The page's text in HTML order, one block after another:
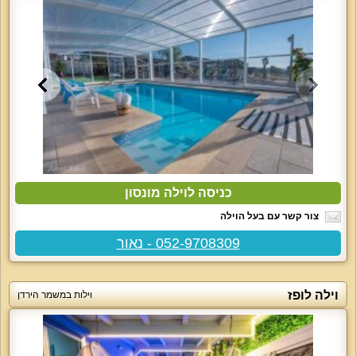
כניסה לוילה מונסון
צור קשר עם בעל הוילה
052-9708309 - נאור
וילה לופז וילות במשמר הירדן